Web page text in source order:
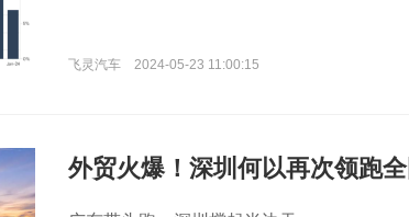
飞灵汽车 2024-05-23 11:00:15
外贸火爆！深圳何以再次领跑全